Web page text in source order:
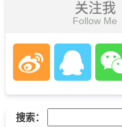
关注我
Follow Me
搜索：